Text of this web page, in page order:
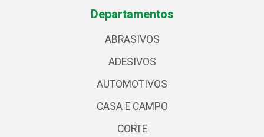
Departamentos
ABRASIVOS
ADESIVOS
AUTOMOTIVOS
CASA E CAMPO
CORTE